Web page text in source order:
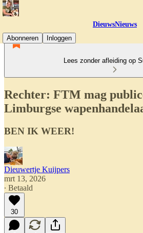
DieuwsNieuws
Abonneren
Inloggen
Lees zonder afleiding op
Rechter: FTM mag
Limburgse
BEN IK WEER!
Dieuwertje Kuijpers
mrt 13, 2026
∙ Betaald
30